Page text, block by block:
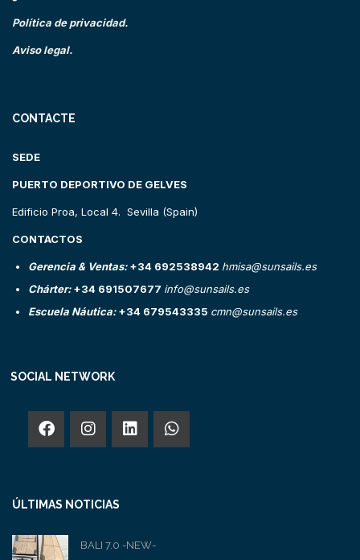
Política de privacidad.
Aviso legal.
CONTACTE
SEDE
PUERTO DEPORTIVO DE GELVES
Edificio Proa, Local 4. Sevilla (Spain)
CONTACTOS
Gerencia & Ventas:+34 692538942 hmisa@sunsails.es
Chárter:+34 691507677 info@sunsails.es
Escuela Náutica:+34 679543335 cmn@sunsails.es
SOCIAL NETWORK
ÚLTIMAS NOTICIAS
BALI 7.0 -NEW-